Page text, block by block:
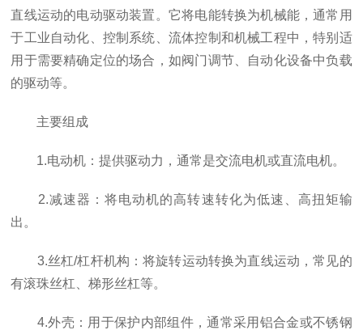
直线运动的电动驱动装置。它将电能转换为机械能，通常用
于工业自动化、控制系统、流体控制和机械工程中，特别适
用于需要精确定位的场合，如阀门调节、自动化设备中负载
的驱动等。
主要组成
1.电动机：提供驱动力，通常是交流电机或直流电机。
2.减速器：将电动机的高转速转化为低速、高扭矩输
出。
3.丝杠/杠杆机构：将旋转运动转换为直线运动，常见的
有滚珠丝杠、梯形丝杠等。
4.外壳：用于保护内部组件，通常采用铝合金或不锈钢